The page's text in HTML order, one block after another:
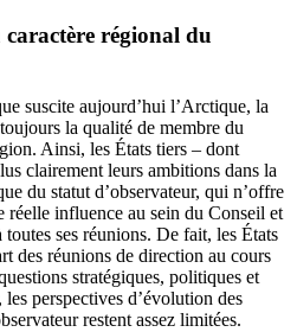
régional du
suscite aujourd’hui l’Arctique, la
la qualité de membre du
Ainsi, les États tiers – dont
clairement leurs ambitions dans la
du statut d’observateur, qui n’offre
réelle influence au sein du Conseil et
toutes ses réunions. De fait, les États
des réunions de direction au cours
stratégiques, politiques et
perspectives d’évolution des
restent assez limitées.